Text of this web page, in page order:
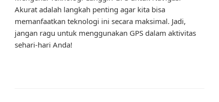
Akurat adalah langkah penting agar kita bisa
memanfaatkan teknologi ini secara maksimal. Jadi,
jangan ragu untuk menggunakan GPS dalam aktivitas
sehari-hari Anda!